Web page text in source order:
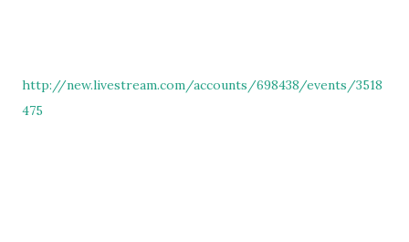
http://new.livestream.com/accounts/698438/events/3518
475